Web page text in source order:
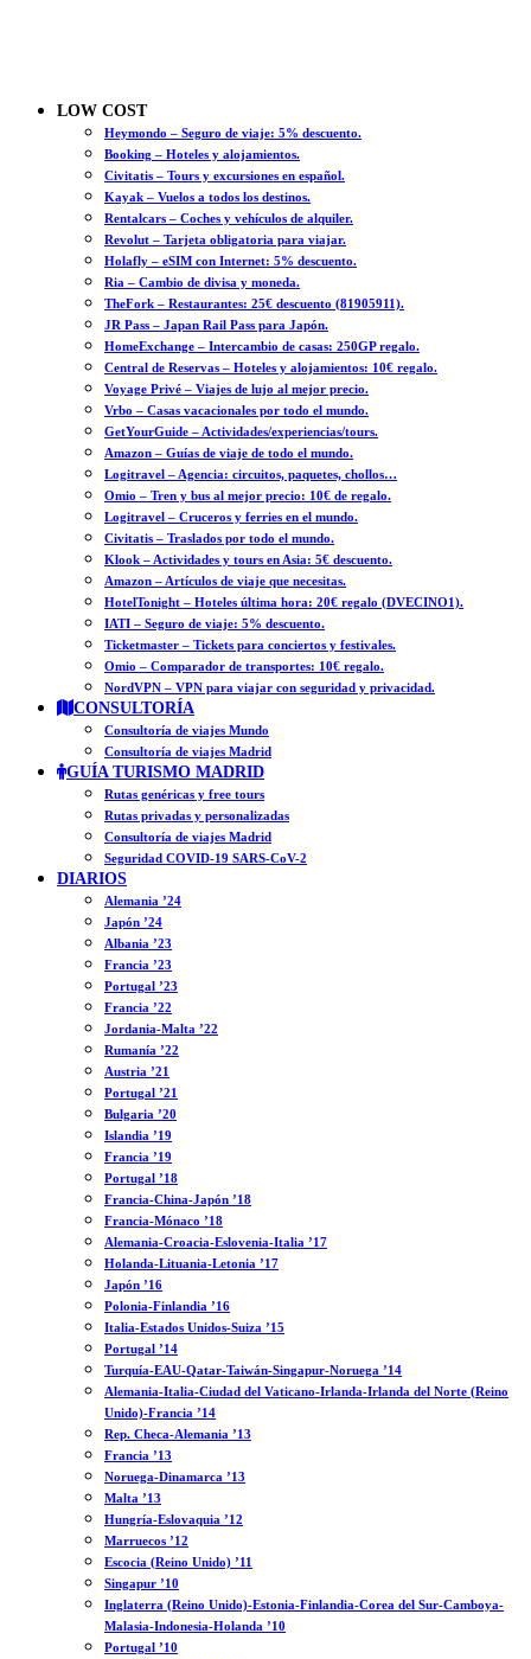
LOW COST
Heymondo – Seguro de viaje: 5% descuento.
Booking – Hoteles y alojamientos.
Civitatis – Tours y excursiones en español.
Kayak – Vuelos a todos los destinos.
Rentalcars – Coches y vehículos de alquiler.
Revolut – Tarjeta obligatoria para viajar.
Holafly – eSIM con Internet: 5% descuento.
Ria – Cambio de divisa y moneda.
TheFork – Restaurantes: 25€ descuento (81905911).
JR Pass – Japan Rail Pass para Japón.
HomeExchange – Intercambio de casas: 250GP regalo.
Central de Reservas – Hoteles y alojamientos: 10€ regalo.
Voyage Privé – Viajes de lujo al mejor precio.
Vrbo – Casas vacacionales por todo el mundo.
GetYourGuide – Actividades/experiencias/tours.
Amazon – Guías de viaje de todo el mundo.
Logitravel – Agencia: circuitos, paquetes, chollos…
Omio – Tren y bus al mejor precio: 10€ de regalo.
Logitravel – Cruceros y ferries en el mundo.
Civitatis – Traslados por todo el mundo.
Klook – Actividades y tours en Asia: 5€ descuento.
Amazon – Artículos de viaje que necesitas.
HotelTonight – Hoteles última hora: 20€ regalo (DVECINO1).
IATI – Seguro de viaje: 5% descuento.
Ticketmaster – Tickets para conciertos y festivales.
Omio – Comparador de transportes: 10€ regalo.
NordVPN – VPN para viajar con seguridad y privacidad.
CONSULTORÍA
Consultoría de viajes Mundo
Consultoría de viajes Madrid
GUÍA TURISMO MADRID
Rutas genéricas y free tours
Rutas privadas y personalizadas
Consultoría de viajes Madrid
Seguridad COVID-19 SARS-CoV-2
DIARIOS
Alemania ’24
Japón ’24
Albania ’23
Francia ’23
Portugal ’23
Francia ’22
Jordania-Malta ’22
Rumanía ’22
Austria ’21
Portugal ’21
Bulgaria ’20
Islandia ’19
Francia ’19
Portugal ’18
Francia-China-Japón ’18
Francia-Mónaco ’18
Alemania-Croacia-Eslovenia-Italia ’17
Holanda-Lituania-Letonia ’17
Japón ’16
Polonia-Finlandia ’16
Italia-Estados Unidos-Suiza ’15
Portugal ’14
Turquía-EAU-Qatar-Taiwán-Singapur-Noruega ’14
Alemania-Italia-Ciudad del Vaticano-Irlanda-Irlanda del Norte (Reino
Unido)-Francia ’14
Rep. Checa-Alemania ’13
Francia ’13
Noruega-Dinamarca ’13
Malta ’13
Hungría-Eslovaquia ’12
Marruecos ’12
Escocia (Reino Unido) ’11
Singapur ’10
Inglaterra (Reino Unido)-Estonia-Finlandia-Corea del Sur-Camboya-
Malasia-Indonesia-Holanda ’10
Portugal ’10